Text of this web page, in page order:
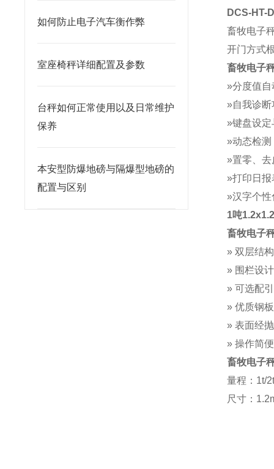
如何防止电子汽车衡作弊
室座椅秤详细配置及参数
台秤如何正常使用以及日常维护
保养
本安型防爆地磅与隔爆型地磅的
配置与区别
DCS-HT-
畜牧电子
开门方式
畜牧电子
»分度值
»自我诊
»键盘设定
»动态检
»置零、
»打印日
»汉字个
1吨
畜牧电子
»双层结
» 围栏设
»可选配
»优质钢
»表面经
»操作简
畜牧电子
量程： 1t/
尺寸：